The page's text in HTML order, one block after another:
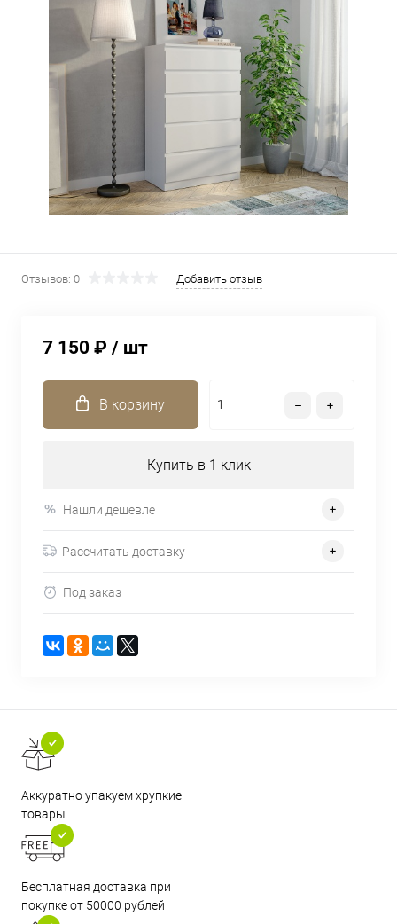
Отзывов: 0 Добавить отзыв
7 150 ₽ / шт
В корзину
Купить в 1 клик
Нашли дешевле
Рассчитать доставку
Под заказ
Аккуратно упакуем хрупкие
товары
Бесплатная доставка при
покупке от 50000 рублей